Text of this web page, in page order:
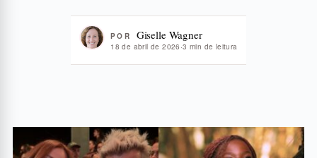
POR Giselle Wagner
18 de abril de 2026 ·3 min de leitura